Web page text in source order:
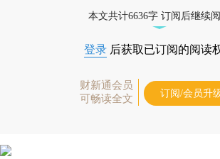
本文共计6636字 订阅后继续
登录 后获取已订阅的阅读
财新通会员
可畅读全文
订阅/会员升